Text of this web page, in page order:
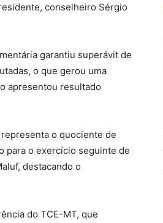
conselheiro Sérgio
garantiu superávit de
o que gerou uma
apresentou resultado
o quociente de
para o exercício seguinte de
destacando o
do TCE-MT, que